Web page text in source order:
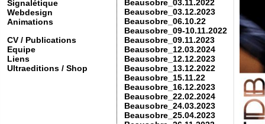
Signalétique
Webdesign
Animations
CV / Publications
Equipe
Liens
Ultraeditions / Shop
Beausobre_03.11.2022
Beausobre_03.12.2023
Beausobre_06.10.22
Beausobre_09-10.11.2022
Beausobre_09.11.2023
Beausobre_12.03.2024
Beausobre_12.12.2023
Beausobre_13.12.2022
Beausobre_15.11.22
Beausobre_16.12.2023
Beausobre_22.02.2024
Beausobre_24.03.2023
Beausobre_25.04.2023